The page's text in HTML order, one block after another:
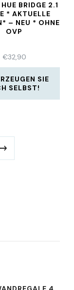
BRIDGE 2.1
* AKTUELLE
– NEU * OHNE
OVP
€32,90
SIE
SELBST!